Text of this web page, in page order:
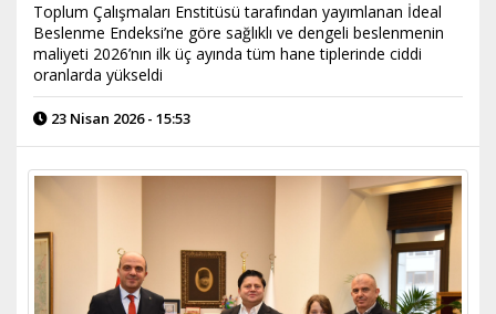
Toplum Çalışmaları Enstitüsü tarafından yayımlanan İdeal
Beslenme Endeksi’ne göre sağlıklı ve dengeli beslenmenin
maliyeti 2026’nın ilk üç ayında tüm hane tiplerinde ciddi
oranlarda yükseldi
23 Nisan 2026 - 15:53